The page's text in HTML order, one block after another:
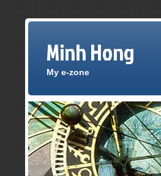
Minh Hong
My e-zone